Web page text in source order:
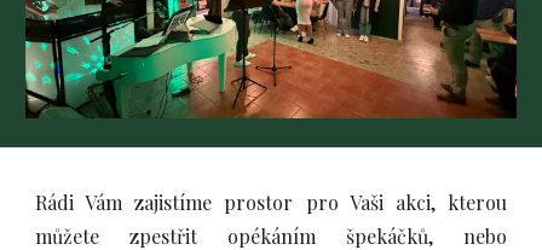
Rádi Vám zajistíme prostor pro Vaši akci, kterou
můžete zpestřit opékáním špekáčků, nebo